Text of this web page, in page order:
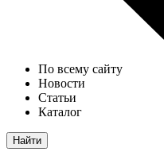
По всему сайту
Новости
Статьи
Каталог
Найти